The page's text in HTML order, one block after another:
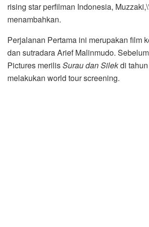
rising star perfilman Indonesia,
menambahkan.
Perjalanan Pertama ini merupakan film
dan sutradara Arief Malinmudo.
Pictures merilisSurau dan Silekdi
melakukan world tour screening.